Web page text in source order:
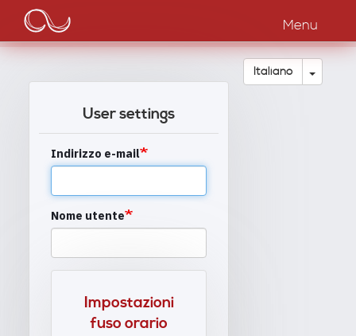
contenuto
principale
Main
navigation
Menu
Italiano Toggle
User settings
Indirizzo e-mail
Nome utente
Impostazioni
fuso orario